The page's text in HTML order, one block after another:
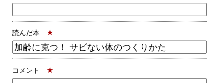
読んだ本 ★
コメント ★